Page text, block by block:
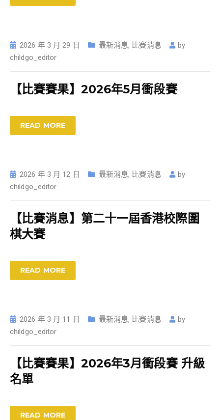
2026 年 3 月 29 日 最新消息, 比賽消息
by
childgo_editor
【比賽賽果】2026年5月衝段賽
READ MORE
2026 年 3 月 12 日 最新消息, 比賽消息
by
childgo_editor
【比賽消息】第二十一屆香港校際圍
棋大賽
READ MORE
2026 年 3 月 11 日 最新消息, 比賽消息
by
childgo_editor
【比賽賽果】2026年3月衝段賽 升級
名單
READ MORE